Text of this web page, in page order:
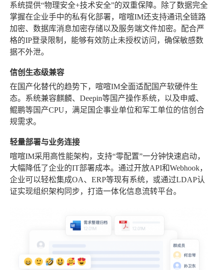
系统提供“物理安全+技术安全”的双重保障。除了数据完全
掌握在企业手中的私有化部署，喧喧IM还支持通讯全链路
加密、数据库消息加密存储以及服务端文件加密。配合严
格的IP登录限制，能够有效防止未授权访问，确保敏感数
据不外泄。
信创生态级兼容
在国产化替代的趋势下，喧喧IM全面适配国产软硬件生
态。系统兼容麒麟、Deepin等国产操作系统，以及申威、
鲲鹏等国产CPU，满足国企事业单位和军工单位的信创合
规需求。
轻量部署与业务连接
喧喧IM采用高性能架构，支持“零配置”一分钟快速启动，
大幅降低了企业的IT部署成本。通过开放API和Webhook，
企业可以轻松集成OA、ERP等现有系统，或通过LDAP认
证实现组织架构同步，打造一体化信息流转平台。